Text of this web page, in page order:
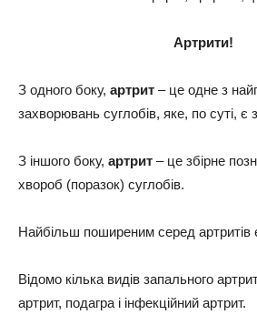
Артрити!
З одного боку, артрит – це одне з
захворювань суглобів, яке, по суті,
З іншого боку, артрит – це збірне
хвороб (поразок) суглобів.
Найбільш поширеним серед артритів
Відомо кілька видів запального
артрит, подагра і інфекційний артрит.